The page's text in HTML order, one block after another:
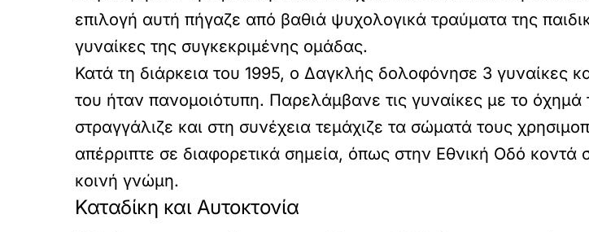
επιλογή αυτή πήγαζε από βαθιά ψυχολογικά τραύματα της
γυναίκες της συγκεκριμένης ομάδας.
Κατά τη διάρκεια του 1995, ο Δαγκλής δολοφόνησε 3 γυναίκες
του ήταν πανομοιότυπη. Παρελάμβανε τις γυναίκες με το όχημά
στραγγάλιζε και στη συνέχεια τεμάχιζε τα σώματά τους
απέρριπτε σε διαφορετικά σημεία, όπως στην Εθνική Οδό
κοινή γνώμη.
Καταδίκη και Αυτοκτονία